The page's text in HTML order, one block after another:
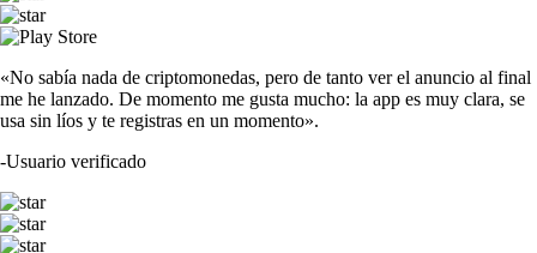
«No sabía nada de criptomonedas, pero de tanto ver el anuncio al final
me he lanzado. De momento me gusta mucho: la app es muy clara, se
usa sin líos y te registras en un momento».
-Usuario verificado